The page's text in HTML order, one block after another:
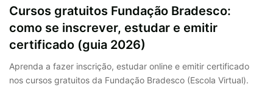
Cursos gratuitos Fundação Bradesco:
como se inscrever, estudar e emitir
certificado (guia 2026)
Aprenda a fazer inscrição, estudar online e emitir certificado
nos cursos gratuitos da Fundação Bradesco (Escola Virtual).